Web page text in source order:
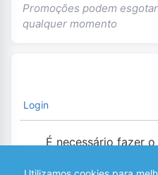
Promoções podem
qualquer momento
Login
É necessário fazer